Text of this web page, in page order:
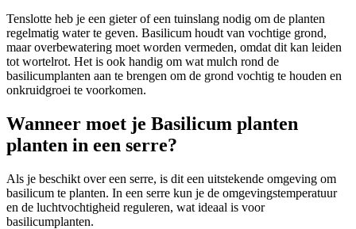
Tenslotte heb je een gieter of een tuinslang nodig om de planten
regelmatig water te geven. Basilicum houdt van vochtige grond,
maar overbewatering moet worden vermeden, omdat dit kan leiden
tot wortelrot. Het is ook handig om wat mulch rond de
basilicumplanten aan te brengen om de grond vochtig te houden en
onkruidgroei te voorkomen.
Wanneer moet je Basilicum planten
planten in een serre?
Als je beschikt over een serre, is dit een uitstekende omgeving om
basilicum te planten. In een serre kun je de omgevingstemperatuur
en de luchtvochtigheid reguleren, wat ideaal is voor
basilicumplanten.